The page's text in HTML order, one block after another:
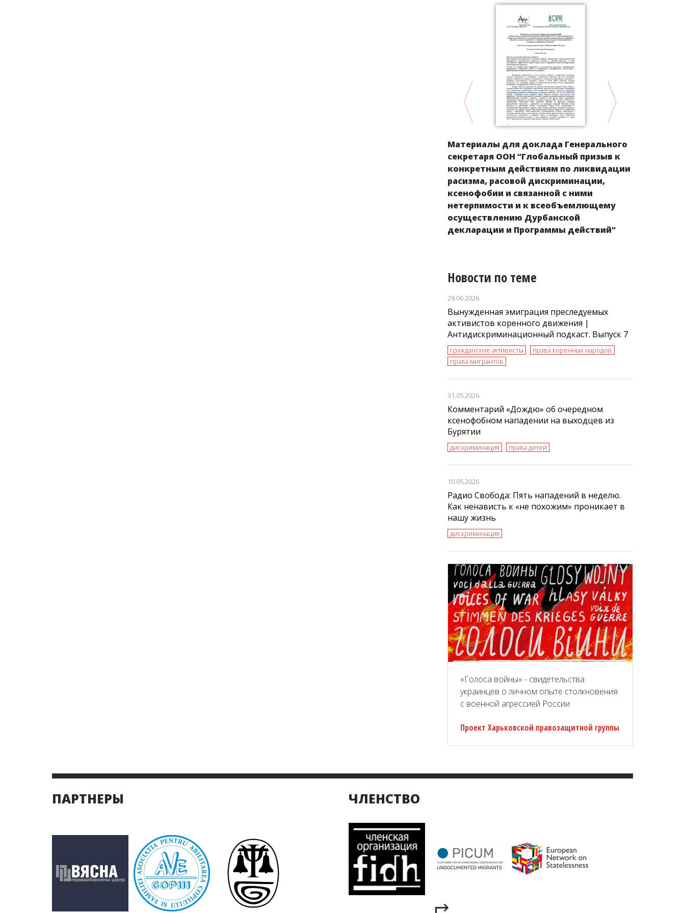
Материалы для доклада Генерального
секретаря ООН “Глобальный призыв к
конкретным действиям по ликвидации
расизма, расовой дискриминации,
ксенофобии и связанной с ними
нетерпимости и к всеобъемлющему
осуществлению Дурбанской
декларации и Программы действий”
Новости по теме
29.06.2026
Вынужденная эмиграция преследуемых
активистов коренного движения |
Антидискриминационный подкаст. Выпуск 7
гражданские активисты
права коренных народов
права мигрантов
31.05.2026
Комментарий «Дождю» об очередном
ксенофобном нападении на выходцев из
Бурятии
дискриминация права детей
10.05.2026
Радио Свобода: Пять нападений в неделю.
Как ненависть к «не похожим» проникает в
нашу жизнь
дискриминация
«Голоса войны» - свидетельства
украинцев о личном опыте столкновения
с военной агрессией России
Проект Харьковской правозащитной группы
ПАРТНЕРЫ ЧЛЕНСТВО